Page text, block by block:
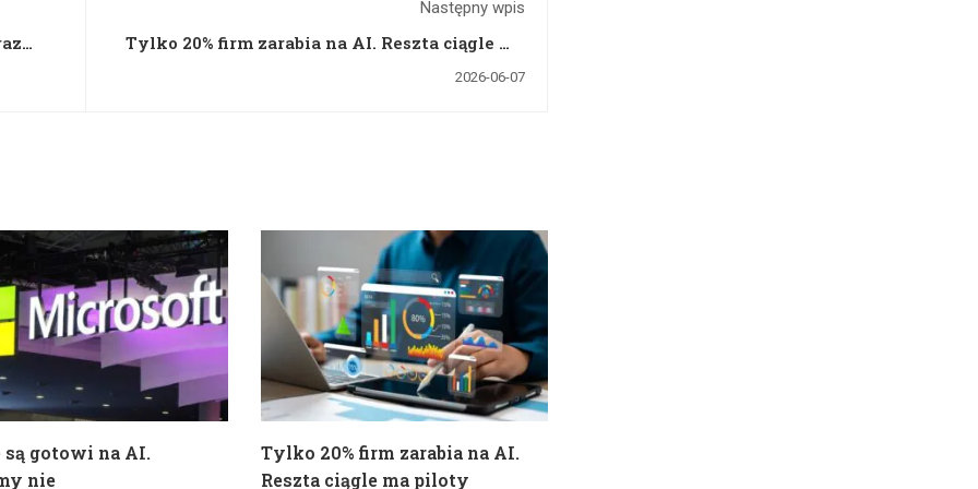
Następny wpis
Tylko 20% firm zarabia na AI. Reszta ciągle ma
2026-06-07
są gotowi na AI.
nie
Tylko 20% firm zarabia na AI.
Reszta ciągle ma piloty